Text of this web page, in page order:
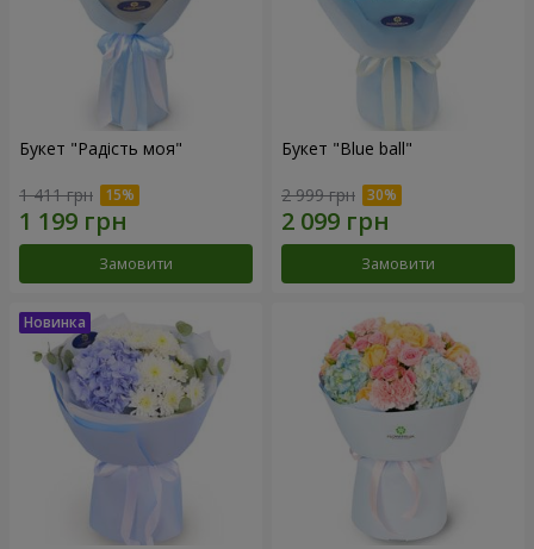
Букет "Радість моя"
1 411 грн
Замовити
Букет "Blue ball"
2 999 грн
Замовити